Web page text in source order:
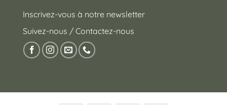
Inscrivez-vous à notre newsletter
Suivez-nous / Contactez-nous